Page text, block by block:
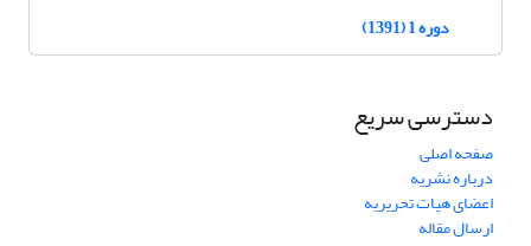
دوره 1 (1391)
دسترسی سریع
صفحه اصلی
درباره نشریه
اعضای هیات تحریریه
ارسال مقاله